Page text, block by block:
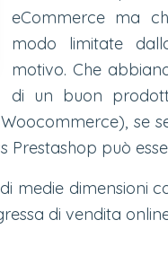
eCommerce ma
modo limitate
motivo. Che
di un buon
se
può
medie dimensioni
di vendita